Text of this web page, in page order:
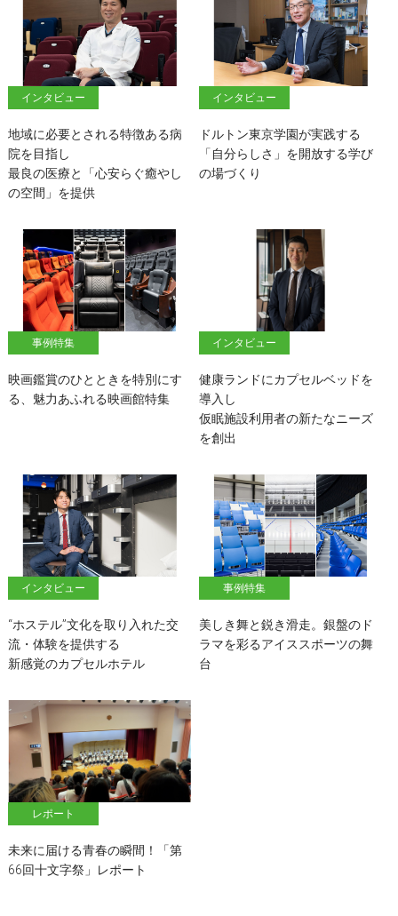
インタビュー
地域に必要とされる特徴ある病
院を目指し
最良の医療と「心安らぐ癒やし
の空間」を提供
インタビュー
ドルトン東京学園が実践する
「自分らしさ」を開放する学び
の場づくり
事例特集
映画鑑賞のひとときを特別にす
る、魅力あふれる映画館特集
インタビュー
健康ランドにカプセルベッドを
導入し
仮眠施設利用者の新たなニーズ
を創出
インタビュー
“ホステル”文化を取り入れた交
流・体験を提供する
新感覚のカプセルホテル
事例特集
美しき舞と鋭き滑走。銀盤のド
ラマを彩るアイススポーツの舞
台
レポート
未来に届ける青春の瞬間！「第
66回十文字祭」レポート